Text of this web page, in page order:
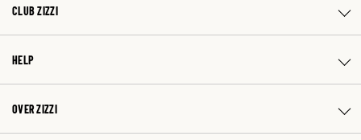
CLUB ZIZZI
HELP
OVER ZIZZI